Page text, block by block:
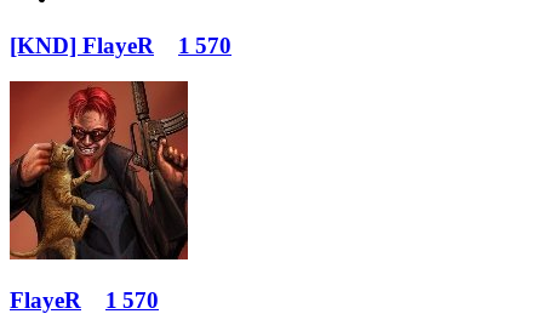
[KND] FlayeR 1 570
FlayeR 1 570